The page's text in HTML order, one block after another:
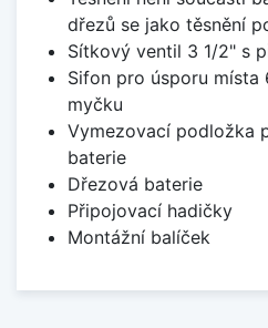
dřezů se jako těsnění
Sítkový ventil 3 1/2" s
Sifon pro úsporu
myčku
Vymezovací podložka
baterie
Dřezová baterie
Připojovací hadičky
Montážní balíček